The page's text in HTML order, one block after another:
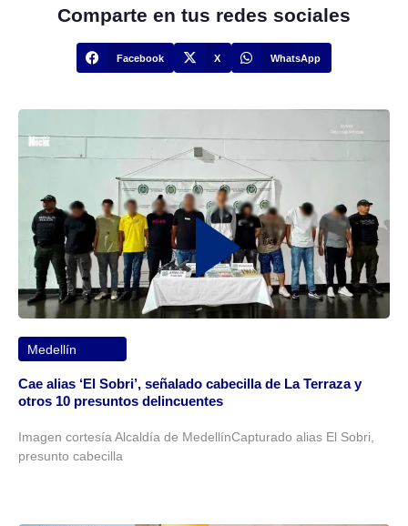
Comparte en tus redes sociales
Facebook X WhatsApp
Medellín
Cae alias ‘El Sobri’, señalado cabecilla de La Terraza y
otros 10 presuntos delincuentes
Imagen cortesía Alcaldía de MedellínCapturado alias El Sobri,
presunto cabecilla